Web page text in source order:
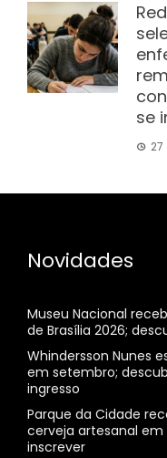
se
Novidades
Museu Nacional
de Brasília 2026;
Whindersson Nunes
em setembro;
ingresso
Parque da Cidade
cerveja artesanal
inscrever